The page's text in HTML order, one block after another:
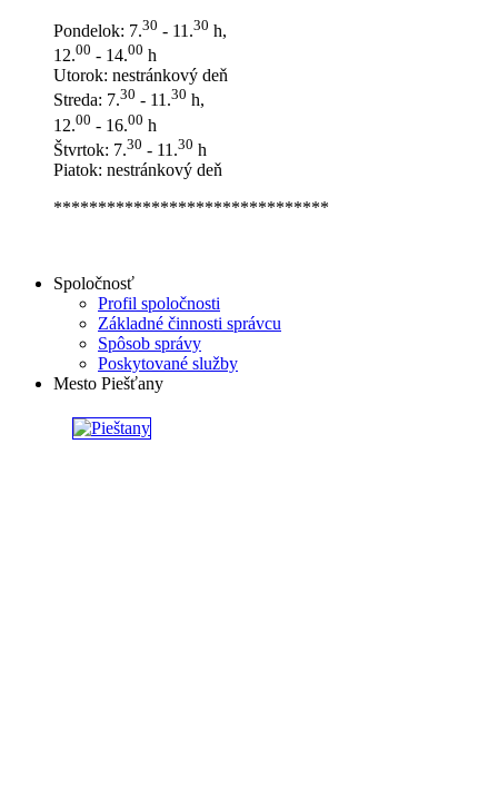
Pondelok: 7.30 - 11.30 h,
12.00 - 14.00 h
Utorok: nestránkový deň
Streda: 7.30 - 11.30 h,
12.00 - 16.00 h
Štvrtok: 7.30 - 11.30 h
Piatok: nestránkový deň
*******************************
Spoločnosť
Profil spoločnosti
Základné činnosti správcu
Spôsob správy
Poskytované služby
Mesto Piešťany